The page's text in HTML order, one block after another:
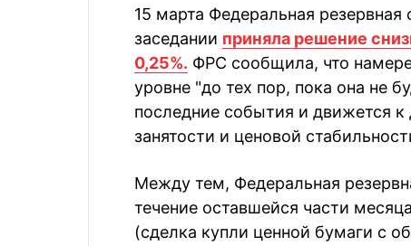
15 марта Федеральная
заседании приняла решение
0,25%. ФРС сообщила, что
уровне "до тех пор, пока она не
последние события и движется
занятости и ценовой
Между тем, Федеральная
течение оставшейся части
(сделка купли ценной бумаги с